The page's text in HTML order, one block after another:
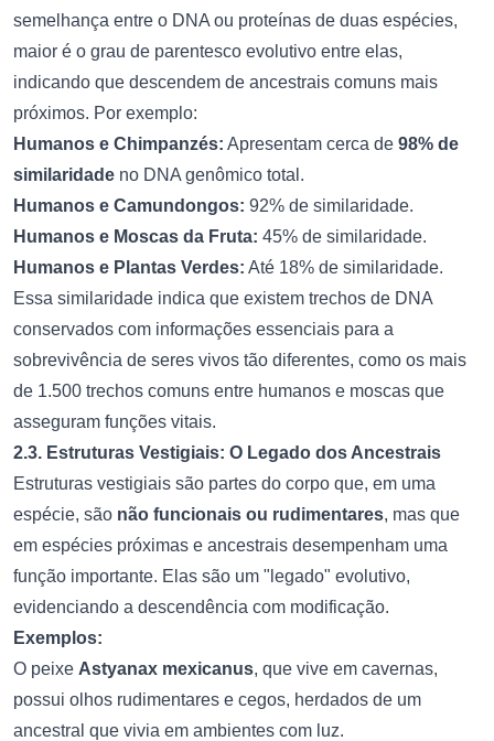
semelhança entre o DNA ou proteínas de duas espécies,
maior é o grau de parentesco evolutivo entre elas,
indicando que descendem de ancestrais comuns mais
próximos. Por exemplo:
Humanos e Chimpanzés: Apresentam cerca de 98% de
similaridade no DNA genômico total.
Humanos e Camundongos: 92% de similaridade.
Humanos e Moscas da Fruta: 45% de similaridade.
Humanos e Plantas Verdes: Até 18% de similaridade.
Essa similaridade indica que existem trechos de DNA
conservados com informações essenciais para a
sobrevivência de seres vivos tão diferentes, como os mais
de 1.500 trechos comuns entre humanos e moscas que
asseguram funções vitais.
2.3. Estruturas Vestigiais: O Legado dos Ancestrais
Estruturas vestigiais são partes do corpo que, em uma
espécie, são não funcionais ou rudimentares, mas que
em espécies próximas e ancestrais desempenham uma
função importante. Elas são um "legado" evolutivo,
evidenciando a descendência com modificação.
Exemplos:
O peixe Astyanax mexicanus, que vive em cavernas,
possui olhos rudimentares e cegos, herdados de um
ancestral que vivia em ambientes com luz.